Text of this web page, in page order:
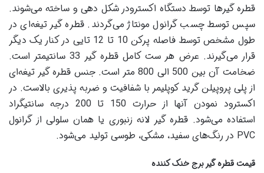
قطره گیرها توسط دستگاه اکسترودر شکل دهی و ساخته می‌شوند.
سپس توسط چسب گرانول مونتاژ می‌گردند. قطره گیر تیغه‌ای در
طول مشخص توسط فاصله پرکن 10 تا 12 تایی در کنار یک دیگر
قرار می‌گیرند. عرض هر ست کامل قطره گیر 33 سانتیمتر است.
ضخامت آن بین 500 الی 800 متر است. جنس قطره گیر تیغه‌ای
از پلی پروپیلن گرید کوپلیمر با شفافیت و ضربه پذیری بالاست. در
اکسترود نمودن آنها از حرارت 150 تا 200 درجه سانتیگراد
استفاده می‌شود. قطره گیر لانه زنبوری یا همان سلولی از گرانول
PVC در رنگ‌های سفید، مشکی، طوسی تولید می‌شود.
قیمت قطره گیر برج خنک کننده